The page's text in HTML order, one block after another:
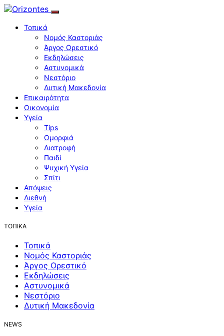
Τοπικά
Νομός Καστοριάς
Άργος Ορεστικό
Εκδηλώσεις
Αστυνομικά
Νεστόριο
Δυτική Μακεδονία
Επικαιρότητα
Οικονομία
Υγεία
Tips
Ομορφιά
Διατροφή
Παιδί
Ψυχική Υγεία
Σπίτι
Απόψεις
Διεθνή
Υγεία
ΤΟΠΙΚΑ
Τοπικά
Νομός Καστοριάς
Άργος Ορεστικό
Εκδηλώσεις
Αστυνομικά
Νεστόριο
Δυτική Μακεδονία
NEWS